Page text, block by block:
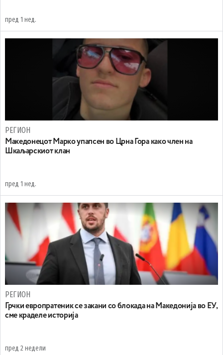
пред 1 нед.
РЕГИОН
Maкедонецот Марко упапсен во Црна Гора како член на
Шкаљарскиот клан
пред 1 нед.
РЕГИОН
Грчки европратеник се закани со блокада на Македонија во ЕУ,
сме краделе историја
пред 2 недели